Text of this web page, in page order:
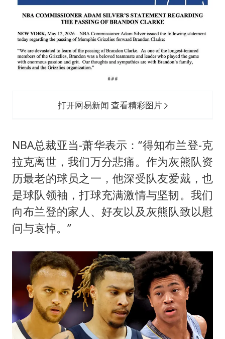
打开网易新闻 查看精彩图片
NBA总裁亚当-萧华表示：“得知布兰登-克
拉克离世，我们万分悲痛。作为灰熊队资
历最老的球员之一，他深受队友爱戴，也
是球队领袖，打球充满激情与坚韧。我们
向布兰登的家人、好友以及灰熊队致以慰
问与哀悼。”